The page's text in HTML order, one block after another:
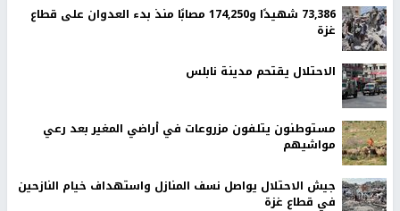
73,386 شهيدًا و174,250 مصابًا منذ بدء العدوان على قطاع
غزة
الاحتلال يقتحم مدينة نابلس
مستوطنون يتلفون مزروعات في أراضي المغير بعد رعي
مواشيهم
جيش الاحتلال يواصل نسف المنازل واستهداف خيام النازحين
في قطاع غزة